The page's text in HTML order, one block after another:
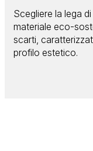
Scegliere la lega
materiale eco-
scarti,
profilo estetico.